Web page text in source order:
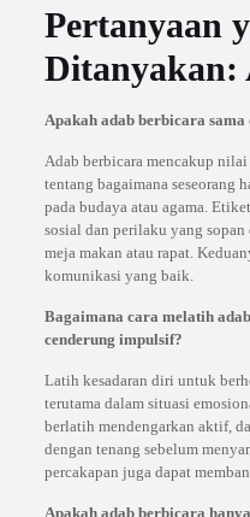
Pertanyaan
Ditanyakan:
Apakah adab berbicara
Adab berbicara mencakup
tentang bagaimana seseorang
pada budaya atau agama.
sosial dan perilaku yang
meja makan atau rapat.
komunikasi yang baik.
Bagaimana cara melatih
cenderung impulsif?
Latih kesadaran diri untuk
terutama dalam situasi
berlatih mendengarkan aktif,
dengan tenang sebelum
percakapan juga dapat
Apakah adab berbicara